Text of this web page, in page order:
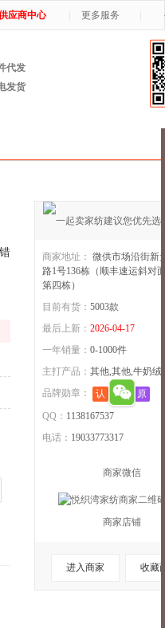
应商中心 更多服务
代发
发货
商家地址： 微供市场沿街新
路1号136栋（顺丰速运斜对
第四栋）
目前有货： 5003款
最后上新： 2026-04-17
一年销量： 0-1000件
主打产品： 其他,其他,牛奶绒,
品牌勋章：
认 退
原
QQ： 1138167537
电话： 19033773317
商家微信
商家店铺
进入商家 收藏